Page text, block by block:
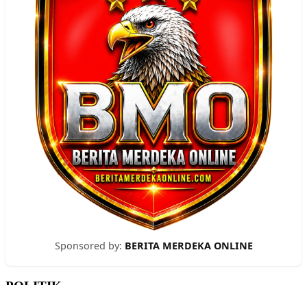
Sponsored by: BERITA MERDEKA ONLINE